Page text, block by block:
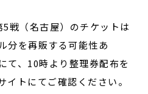
戦（名古屋）のチケットは
分を再販する可能性あ
て、10時より整理券配布を
トにてご確認ください。